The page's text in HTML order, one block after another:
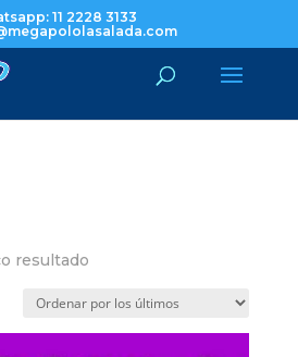
11 2228 3133
resultado